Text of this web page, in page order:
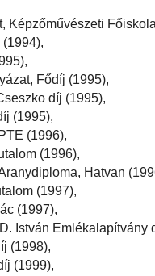
Képzőművészeti
Fődíj (1995),
díj (1995),
(1995),
(1996),
(1996),
Hatvan
(1997),
(1997),
István Emlékalapítvány
(1998),
(1999),